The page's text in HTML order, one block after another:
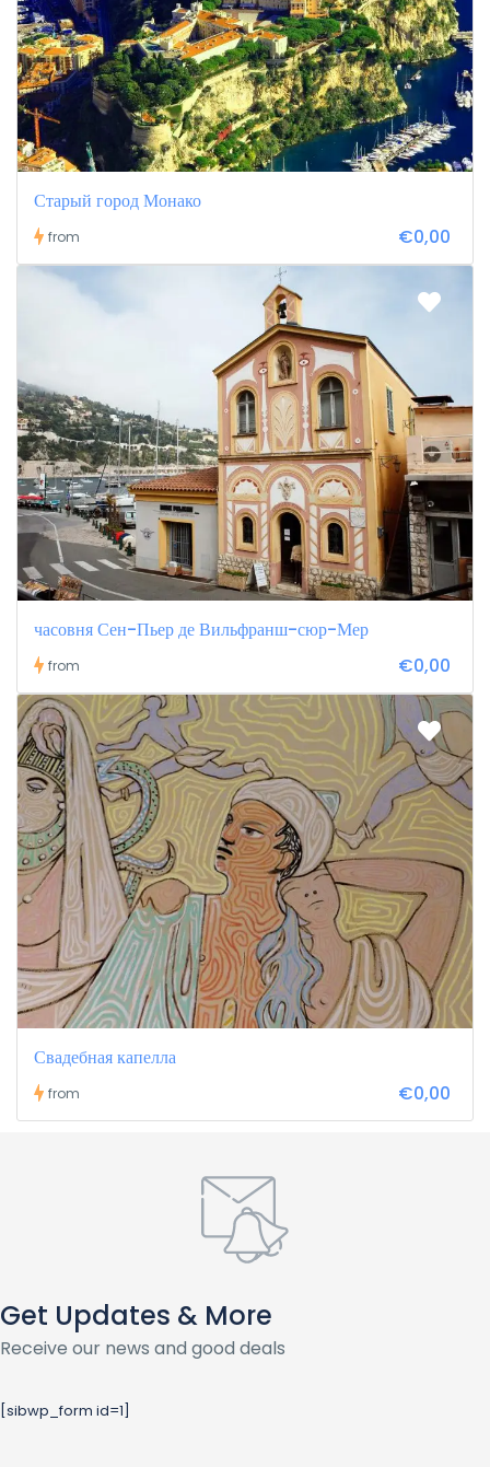
Старый город Монако
from €0,00
часовня Сен-Пьер де Вильфранш-сюр-Мер
from €0,00
Свадебная капелла
from €0,00
Get Updates & More
Receive our news and good deals
[sibwp_form id=1]